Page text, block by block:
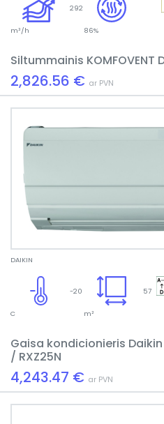
86%
292
m³/h
Siltummainis
2,826.56 € ar PVN
DAIKIN
57
m²
-20
C
Gaisa kondicionieris Daikin
/ RXZ25N
4,243.47 € ar PVN